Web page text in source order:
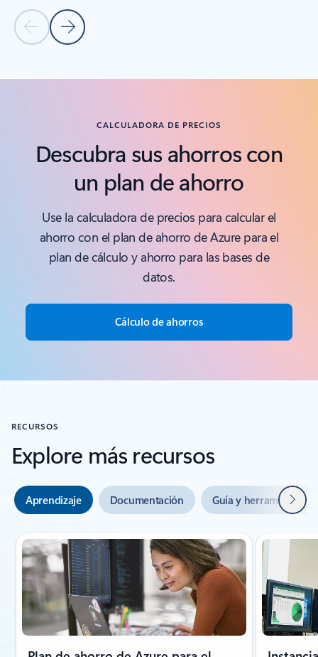
Diapositiva anterior
Diapositiva siguiente
Volver a cómo funciona: pestaña Aplicaciones de ahorro
CALCULADORA DE PRECIOS
Descubra sus ahorros con
un plan de ahorro
Use la calculadora de precios para calcular el
ahorro con el plan de ahorro de Azure para el
plan de cálculo y ahorro para las bases de
datos.
Cálculo de ahorros
RECURSOS
Explore más recursos
Aprendizaje Documentación Guía y herramientas
Mostrando diapositiva 1 de 3